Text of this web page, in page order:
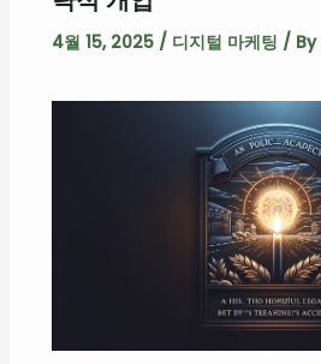
4월 15, 2025 / 디지털 마케팅 / By